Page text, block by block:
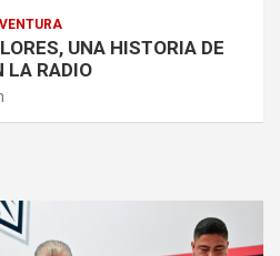
UNA HISTORIA DE
LA RADIO